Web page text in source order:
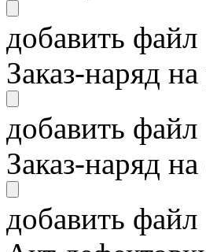
добавить файл
Заказ-наряд
добавить файл
Заказ-наряд
добавить файл